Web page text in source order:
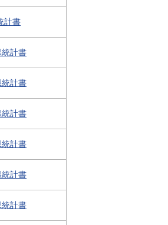
計書
計書
計書
計書
計書
計書
計書